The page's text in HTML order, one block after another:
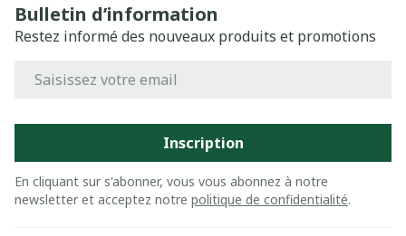
Bulletin d’information
Restez informé des nouveaux produits et promotions
Inscription
En cliquant sur s'abonner, vous vous abonnez à notre
newsletter et acceptez notre politique de confidentialité.